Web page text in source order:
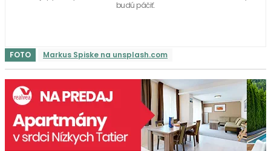
budú páčiť.
FOTO Markus Spiske na unsplash.com